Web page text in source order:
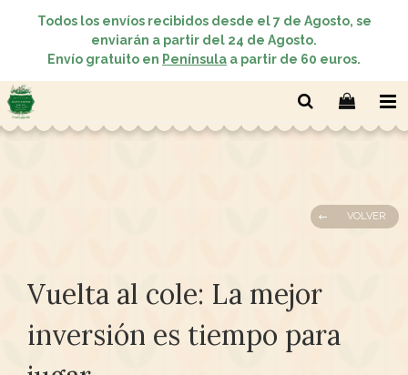
Todos los envíos recibidos desde el 7 de Agosto, se
enviarán a partir del 24 de Agosto.
Envío gratuito en Península a partir de 60 euros.
VOLVER
Vuelta al cole: La mejor
inversión es tiempo para